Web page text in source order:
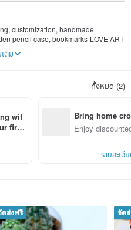
customization, handmade
pencil case, bookmarks-LOVE ART
I have joined handmade markets
and white animals and plants (I
were surprised and they
art form which combining the
handpainted/handwritten=Unique!
every pieces you get are
ติม
ทั้งหมด (2)
wit
first
Bring home
n with ease
Enjoy
รายละเอี
ดส่งฟรี จัด